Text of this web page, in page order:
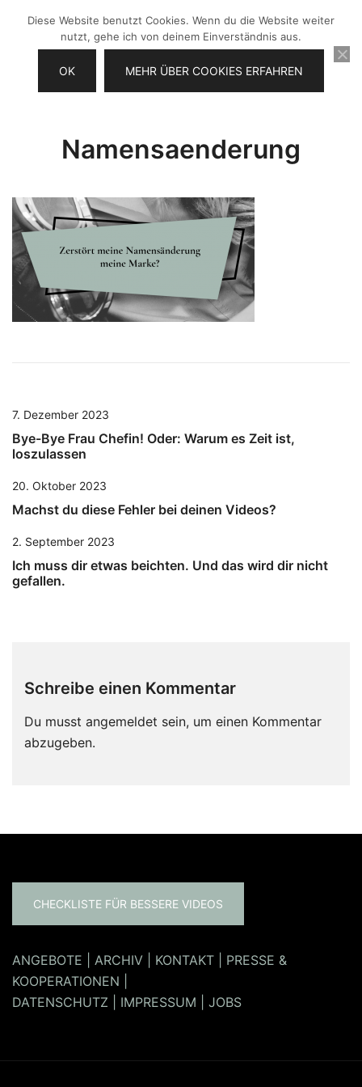
springen
Namensaenderung
7. Dezember 2023
Bye-Bye Frau Chefin! Oder: Warum es Zeit ist,
loszulassen
20. Oktober 2023
Machst du diese Fehler bei deinen Videos?
2. September 2023
Ich muss dir etwas beichten. Und das wird dir nicht
gefallen.
Schreibe einen Kommentar
Du musst angemeldet sein, um einen Kommentar
abzugeben.
CHECKLISTE FÜR BESSERE VIDEOS
ANGEBOTE ARCHIV KONTAKT
PRESSE &
KOOPERATIONEN
DATENSCHUTZ
IMPRESSUM JOBS
Diese Website benutzt Cookies. Wenn du die Website weiter
nutzt, gehe ich von deinem Einverständnis aus.
OK MEHR ÜBER COOKIES ERFAHREN